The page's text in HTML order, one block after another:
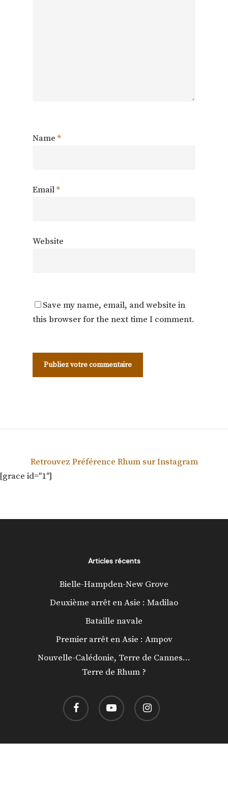
Name*
Email*
Website
Save my name, email, and website in
this browser for the next time I comment.
Retrouvez Préférence Rhum sur Instagram
[grace id="1"]
Articles récents
Bielle-Hampden-New Grove
Deuxième arrêt en Asie : Madilao
Bataille navale
Premier arrêt en Asie : Ampov
Nouvelle-Calédonie, Terre de Cannes…
Terre de Rhum ?
facebook youtube instagram